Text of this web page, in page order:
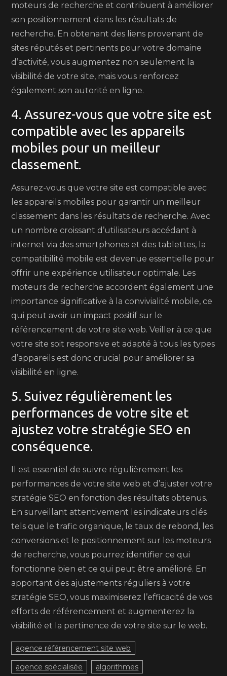
moteurs de recherche et contribuent à améliorer
son positionnement dans les résultats de
recherche. En obtenant des liens provenant de
sites réputés et pertinents pour votre domaine
d’activité, vous augmentez non seulement la
visibilité de votre site, mais vous renforcez
également son autorité en ligne.
4. Assurez-vous que votre site est
compatible avec les appareils
mobiles pour un meilleur
classement.
Assurez-vous que votre site est compatible avec
les appareils mobiles pour garantir un meilleur
classement dans les résultats de recherche. Avec
un nombre croissant d’utilisateurs accédant à
internet via des smartphones et des tablettes, la
compatibilité mobile est devenue essentielle pour
offrir une expérience utilisateur optimale. Les
moteurs de recherche accordent également une
importance significative à la convivialité mobile, ce
qui peut avoir un impact positif sur le
référencement de votre site web. Veiller à ce que
votre site soit responsive et adapté à tous les types
d’appareils est donc crucial pour améliorer sa
visibilité en ligne.
5. Suivez régulièrement les
performances de votre site et
ajustez votre stratégie SEO en
conséquence.
Il est essentiel de suivre régulièrement les
performances de votre site web et d’ajuster votre
stratégie SEO en fonction des résultats obtenus.
En surveillant attentivement les indicateurs clés
tels que le trafic organique, le taux de rebond, les
conversions et le positionnement sur les moteurs
de recherche, vous pourrez identifier ce qui
fonctionne bien et ce qui peut être amélioré. En
apportant des ajustements réguliers à votre
stratégie SEO, vous maximiserez l’efficacité de vos
efforts de référencement et augmenterez la
visibilité et la pertinence de votre site sur le web.
agence référencement site web
agence spécialisée algorithmes